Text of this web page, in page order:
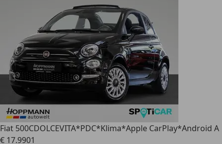
Fiat 500CDOLCEVITA*PDC*Klima*Apple CarPlay*Android A
€ 17.9901